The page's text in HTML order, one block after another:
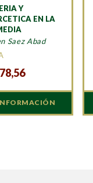
Y
EN LA
Saez Abad